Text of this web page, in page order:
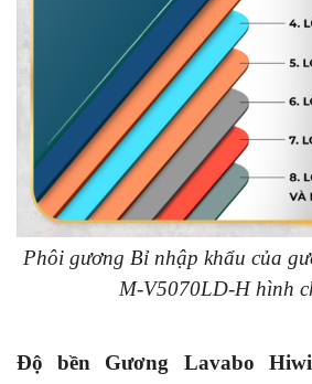
Phôi gương Bỉ nhập khẩu của
M-V5070LD-H hình
Độ bền Gương Lavabo